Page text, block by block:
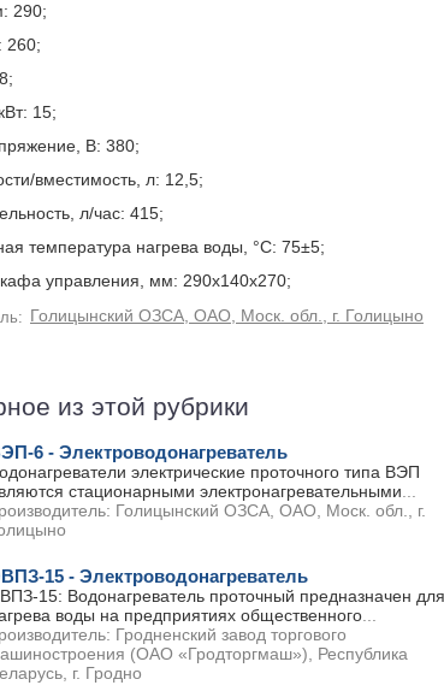
290;
260;
15;
В: 380;
вместимость, л: 12,5;
л/час: 415;
температура нагрева воды, °С: 75±5;
управления, мм: 290х140х270;
Голицынский ОЗСА, ОАО, Моск. обл., г. Голицыно
из этой рубрики
6 - Электроводонагреватель
электрические проточного типа ВЭП
стационарными электронагревательными
Голицынский ОЗСА, ОАО, Моск. обл., г.
15 - Электроводонагреватель
15: Водонагреватель проточный предназначен для
воды на предприятиях общественного
Гродненский завод торгового
(ОАО «Гродторгмаш»), Республика
г. Гродно